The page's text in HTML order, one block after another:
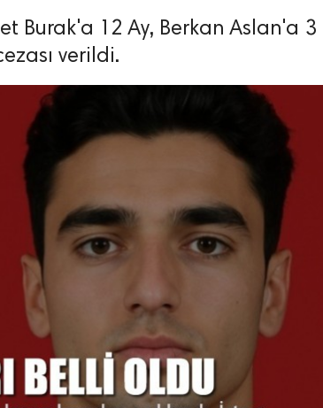
Burak'a 12 Ay, Berkan Aslan'a 3
verildi.